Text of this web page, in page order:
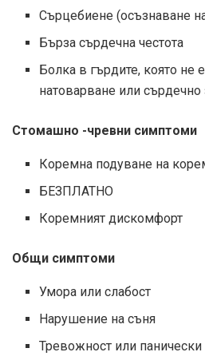
Сърцебиене (осъзнаване
Бърза сърдечна честота
Болка в гърдите, която не
натоварване или сърдечно
Стомашно -чревни симптоми
Коремна подуване на
БЕЗПЛАТНО
Коремният дискомфорт
Общи симптоми
Умора или слабост
Нарушение на съня
Тревожност или панически